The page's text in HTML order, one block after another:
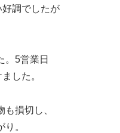
調でしたが
。5営業日
した。
損切し、
。